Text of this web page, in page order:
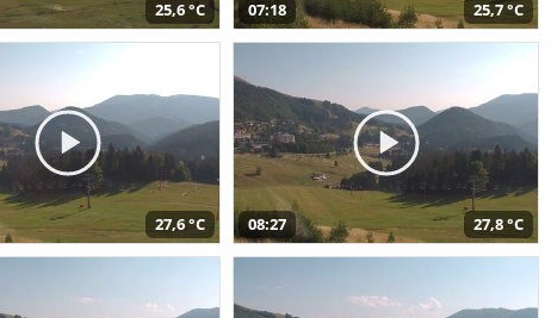
25,6 °C 07:18 25,7 °C
27,6 °C 08:27 27,8 °C